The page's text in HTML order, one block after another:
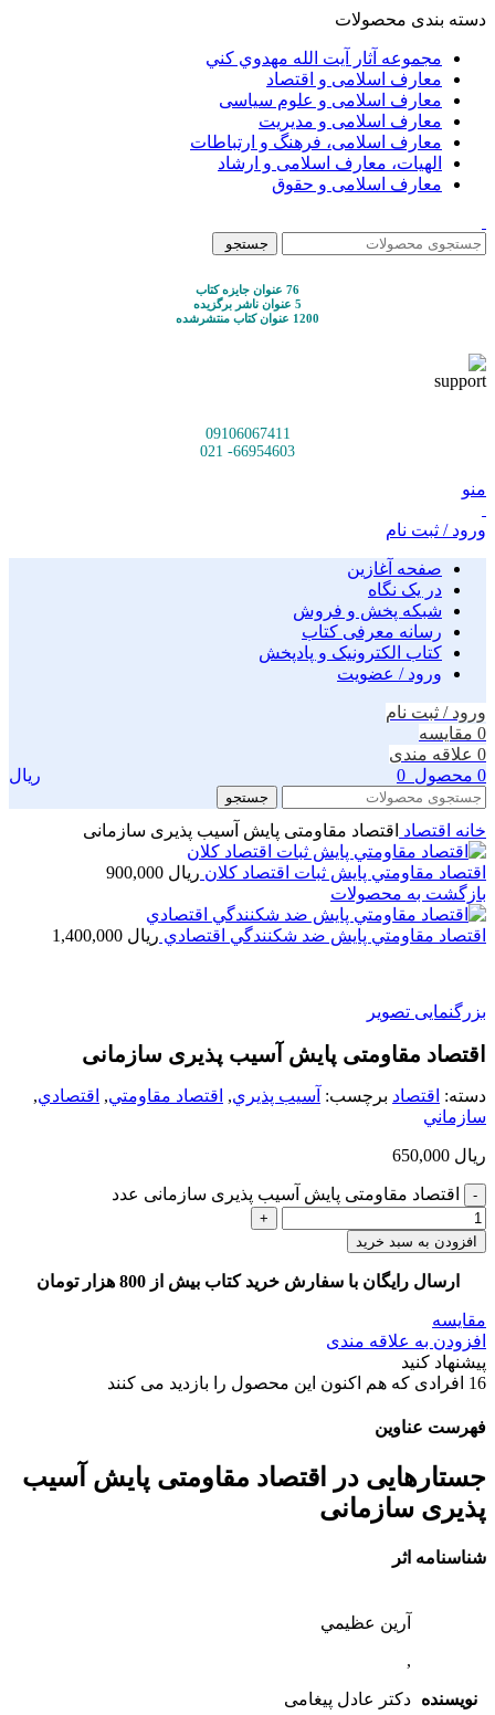
دسته بندی محصولات
مجموعه آثار آيت الله مهدوي كني
معارف اسلامی و اقتصاد
معارف اسلامی و علوم سیاسی
معارف اسلامی و مدیریت
معارف اسلامی، فرهنگ و ارتباطات
الهیات، معارف اسلامی و ارشاد
معارف اسلامی و حقوق
جستجو
76 عنوان جایزه کتاب
5 عنوان ناشر برگزیده
1200 عنوان کتاب منتشرشده
09106067411
66954603- 021
منو
ورود / ثبت نام
صفحه آغازین
در یک نگاه
شبکه پخش و فروش
رسانه معرفی کتاب
کتاب الکترونیک و پادپخش
ورود / عضویت
ورود / ثبت نام
0 مقایسه
0 علاقه مندی
0 محصول ریال
جستجو
خانه اقتصاد اقتصاد مقاومتی پایش آسیب پذیری سازمانی
اقتصاد مقاومتي پايش ثبات اقتصاد كلان ریال
بازگشت به محصولات
اقتصاد مقاومتي پايش ضد شكنندگي اقتصادي ریال
بزرگنمایی تصویر
اقتصاد مقاومتی پایش آسیب پذیری سازمانی
دسته: اقتصاد برچسب: آسيب پذيري, اقتصاد مقاومتي, اقتصادي,
سازماني
ریال
اقتصاد مقاومتی پایش آسیب پذیری سازمانی عدد
افزودن به سبد خرید
ارسال رایگان با سفارش خرید کتاب بیش از 800 هزار تومان
مقایسه
افزودن به علاقه مندی
پیشنهاد کنید
16 افرادی که هم اکنون این محصول را بازدید می کنند
فهرست عناوین
جستارهایی در اقتصاد مقاومتی پایش آسیب
پذیری سازمانی
شناسنامه اثر
نویسنده
آرين عظيمي
,
دکتر عادل پیغامی